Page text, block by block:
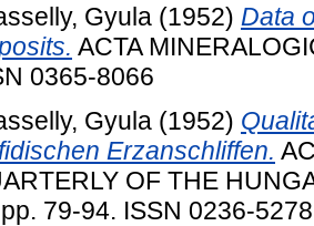
Gyula (1952) Data
ACTA
0365-8066
Gyula (1952)
Erzanschliffen.
OF THE
79-94. ISSN 0236-5278